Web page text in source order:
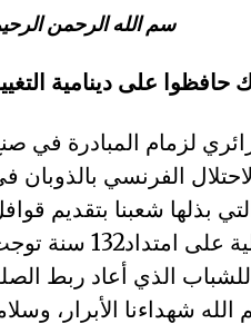
سم الله الرحمن
على دينامية
لزمام المبادرة في
الفرنسي بالذوبان
بذلها شعبنا بتقديم
متلاحقة من الشهداء في ثورات وانتفاضات متنقلة ومتتالية على
للشباب الذي أعاد ربط
شهداءنا الأبرار،